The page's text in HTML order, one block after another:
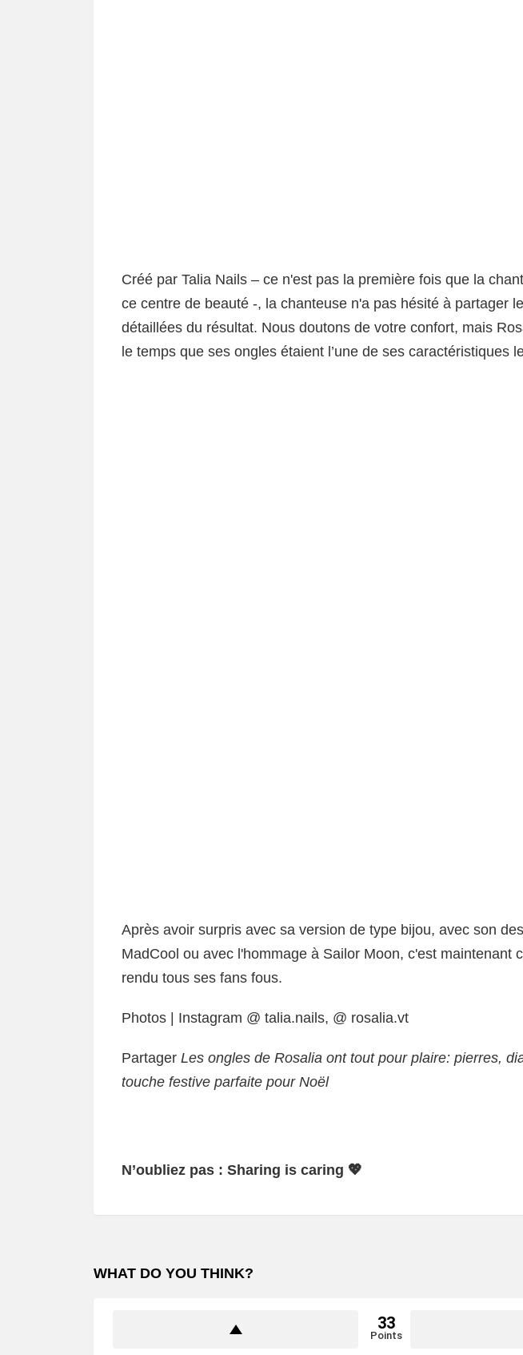
Créé par Talia Nails – ce n'est pas la première fois que la
ce centre de beauté -, la chanteuse n'a pas hésité à partager
détaillées du résultat. Nous doutons de votre confort, mais
le temps que ses ongles étaient l’une de ses caractéristiques
Après avoir surpris avec sa version de type bijou, avec son
MadCool ou avec l'hommage à Sailor Moon, c'est maintenant
rendu tous ses fans fous.
Photos | Instagram @ talia.nails, @ rosalia.vt
Partager Les ongles de Rosalia ont tout pour plaire: pierres,
touche festive parfaite pour Noël
N’oubliez pas : Sharing is caring 💖
WHAT DO YOU THINK?
33
Points